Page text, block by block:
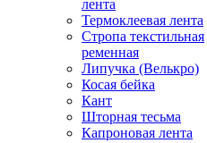
лента
Термоклеевая лента
Стропа текстильная
ременная
Липучка (Велькро)
Косая бейка
Кант
Шторная тесьма
Капроновая лента